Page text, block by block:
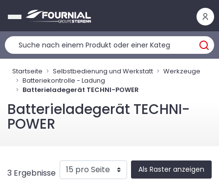
Startseite Selbstbedienung und Werkstatt
Werkzeuge
Batteriekontrolle - Ladung
Batterieladegerät TECHNI-POWER
Batterieladegerät TECHNI-
POWER
3 Ergebnisse Als Raster anzeigen